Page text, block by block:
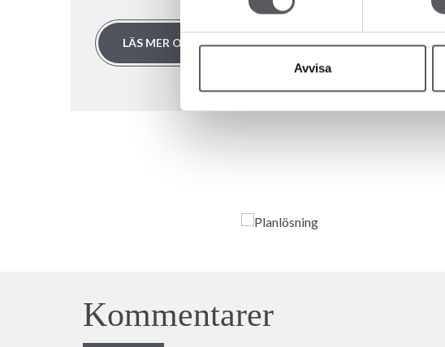
Avvisa
LÄS MER OM HUSMODELLEN LOMMEN
Kommentarer